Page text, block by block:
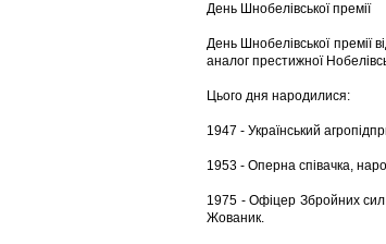
День Шнобелівської премії
День Шнобелівської премії
аналог престижної
Цього дня народилися:
1947 - Український
1953 - Оперна співачка,
1975 - Офіцер Збройних сил
Жованик.